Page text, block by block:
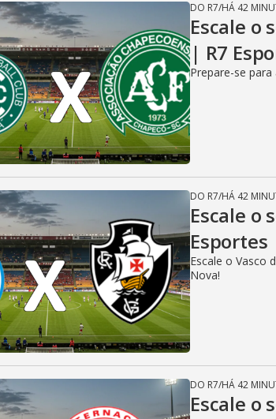
DO R7/HÁ 42
Escale o
| R7
Prepare-se
DO R7/HÁ 42
Escale o
Esportes
Escale o Vasco
Nova!
DO R7/HÁ 42
Escale o